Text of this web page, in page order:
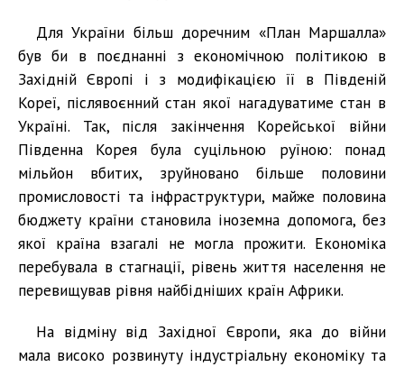
Для України більш доречним «План Маршалла»
був би в поєднанні з економічною політикою в
Західній Європі і з модифікацією її в Південій
Кореї, післявоєнний стан якої нагадуватиме стан в
Україні. Так, після закінчення Корейської війни
Південна Корея була суцільною руїною: понад
мільйон вбитих, зруйновано більше половини
промисловості та інфраструктури, майже половина
бюджету країни становила іноземна допомога, без
якої країна взагалі не могла прожити. Економіка
перебувала в стагнації, рівень життя населення не
перевищував рівня найбідніших країн Африки.
На відміну від Західної Європи, яка до війни
мала високо розвинуту індустріальну економіку та